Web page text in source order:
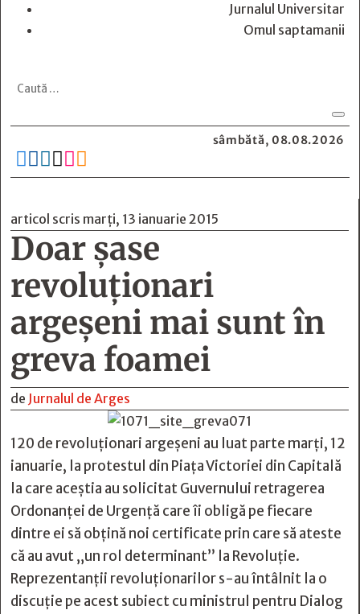
Jurnalul Universitar
Omul saptamanii
sâmbătă, 08.08.2026
     
articol scris marți, 13 ianuarie 2015
Doar șase
revoluționari
argeșeni mai sunt în
greva foamei
de Jurnalul de Arges
120 de revoluționari argeșeni au luat parte marți, 12
ianuarie, la protestul din Piața Victoriei din Capitală
la care aceștia au solicitat Guvernului retragerea
Ordonanței de Urgență care îi obligă pe fiecare
dintre ei să obţină noi certificate prin care să ateste
că au avut „un rol determinant” la Revoluție.
Reprezentanții revoluționarilor s-au întâlnit la o
discuție pe acest subiect cu ministrul pentru Dialog